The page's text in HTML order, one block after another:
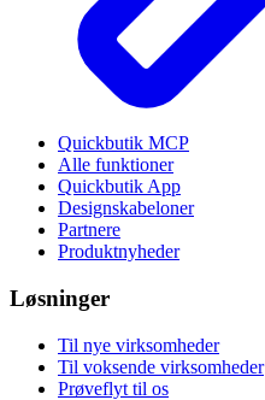
Quickbutik MCP
Alle funktioner
Quickbutik App
Designskabeloner
Partnere
Produktnyheder
Løsninger
Til nye virksomheder
Til voksende virksomheder
Prøveflyt til os